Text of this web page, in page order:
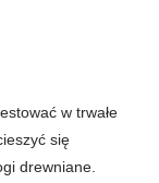
w trwałe
się
drewniane.